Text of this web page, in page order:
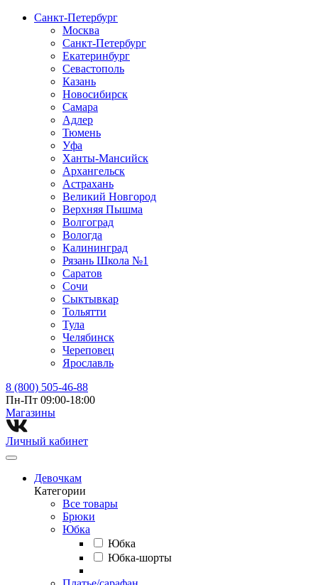
Санкт-Петербург
Москва
Санкт-Петербург
Екатеринбург
Севастополь
Казань
Новосибирск
Самара
Адлер
Тюмень
Уфа
Ханты-Мансийск
Архангельск
Астрахань
Великий Новгород
Верхняя Пышма
Волгоград
Вологда
Калининград
Рязань Школа №1
Саратов
Сочи
Сыктывкар
Тольятти
Тула
Челябинск
Череповец
Ярославль
8 (800) 505-46-88
Пн-Пт 09:00-18:00
Магазины⁠
Личный кабинет
Девочкам
Категории
Все товары
Брюки
Юбка
Юбка
Юбка-шорты